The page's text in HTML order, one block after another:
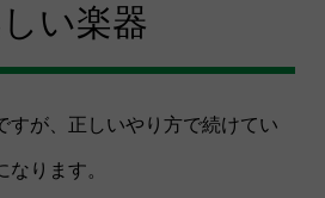
い楽器
すが、正しいやり方で続けてい
ります。